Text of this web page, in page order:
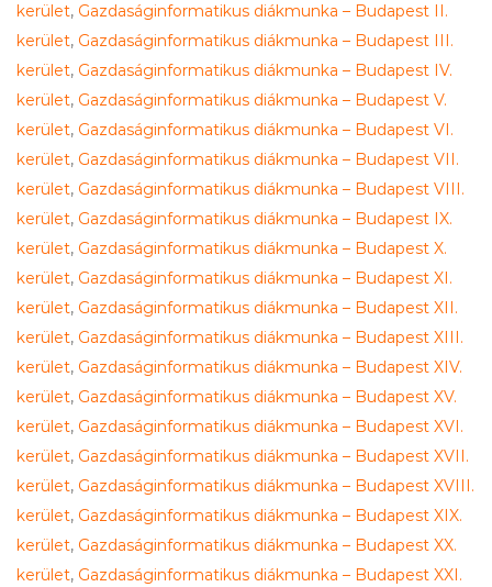
kerület, Gazdaságinformatikus diákmunka – Budapest II.
kerület, Gazdaságinformatikus diákmunka – Budapest III.
kerület, Gazdaságinformatikus diákmunka – Budapest IV.
kerület, Gazdaságinformatikus diákmunka – Budapest V.
kerület, Gazdaságinformatikus diákmunka – Budapest VI.
kerület, Gazdaságinformatikus diákmunka – Budapest VII.
kerület, Gazdaságinformatikus diákmunka – Budapest VIII.
kerület, Gazdaságinformatikus diákmunka – Budapest IX.
kerület, Gazdaságinformatikus diákmunka – Budapest X.
kerület, Gazdaságinformatikus diákmunka – Budapest XI.
kerület, Gazdaságinformatikus diákmunka – Budapest XII.
kerület, Gazdaságinformatikus diákmunka – Budapest XIII.
kerület, Gazdaságinformatikus diákmunka – Budapest XIV.
kerület, Gazdaságinformatikus diákmunka – Budapest XV.
kerület, Gazdaságinformatikus diákmunka – Budapest XVI.
kerület, Gazdaságinformatikus diákmunka – Budapest XVII.
kerület, Gazdaságinformatikus diákmunka – Budapest XVIII.
kerület, Gazdaságinformatikus diákmunka – Budapest XIX.
kerület, Gazdaságinformatikus diákmunka – Budapest XX.
kerület, Gazdaságinformatikus diákmunka – Budapest XXI.